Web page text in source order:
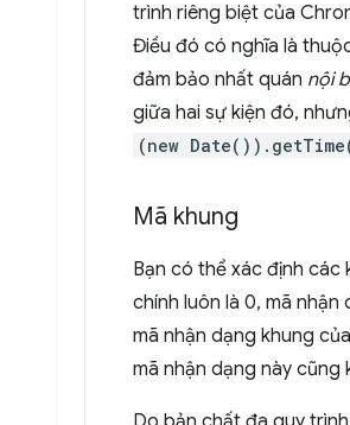
trình riêng biệt của
Điều đó có nghĩa là
đảm bảo nhất quán nội
giữa hai sự kiện đó,
(new
Mã khung
Bạn có thể xác định các
chính luôn là 0, mã
mã nhận dạng khung
mã nhận dạng này